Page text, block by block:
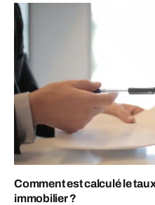
Comment est calculé le
immobilier ?